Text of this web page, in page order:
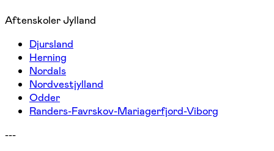
Aftenskoler Jylland
Djursland
Herning
Nordals
Nordvestjylland
Odder
Randers-Favrskov-Mariagerfjord-Viborg
---